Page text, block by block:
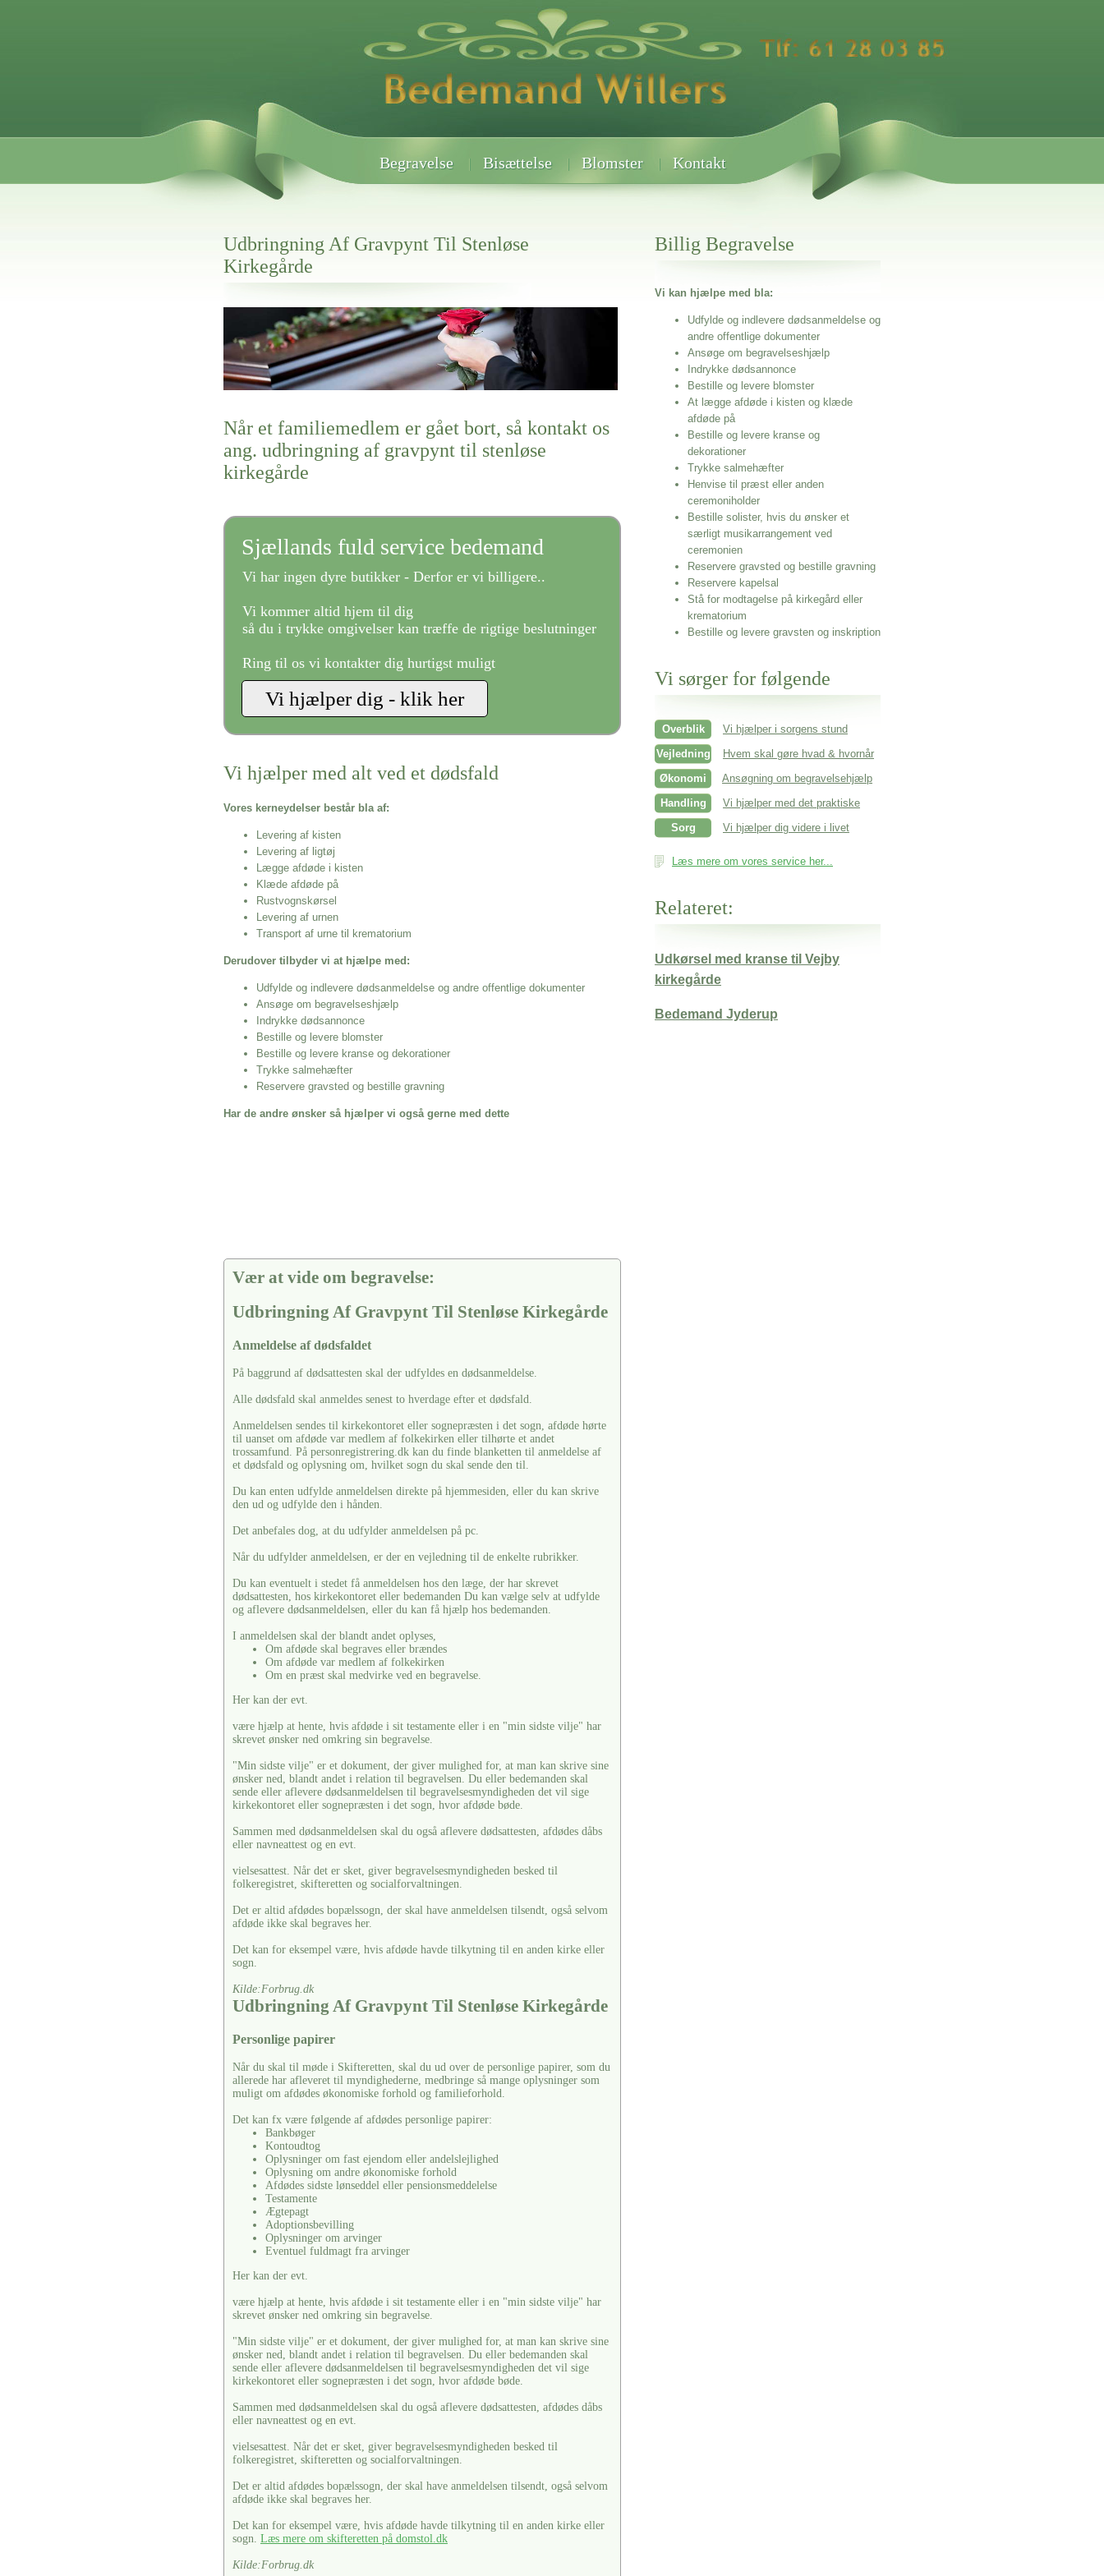
Begravelse Bisættelse Blomster Kontakt
Udbringning Af Gravpynt Til Stenløse
Kirkegårde
Her hos os får du altid en god afslutning når det gælder
Udbringning Af Gravpynt Til Stenløse Kirkegårde
vi hjælper i alle faser af begravelsel
Når et familiemedlem er gået bort, så kontakt os
ang. udbringning af gravpynt til stenløse
kirkegårde
Sjællands fuld service bedemand
Vi har ingen dyre butikker - Derfor er vi billigere..
Vi kommer altid hjem til dig
så du i trykke omgivelser kan træffe de rigtige beslutninger
Ring til os vi kontakter dig hurtigst muligt
Vi hjælper med alt ved et dødsfald
Vores kerneydelser består bla af:
Levering af kisten
Levering af ligtøj
Lægge afdøde i kisten
Klæde afdøde på
Rustvognskørsel
Levering af urnen
Transport af urne til krematorium
Derudover tilbyder vi at hjælpe med:
Udfylde og indlevere dødsanmeldelse og andre offentlige dokumenter
Ansøge om begravelseshjælp
Indrykke dødsannonce
Bestille og levere blomster
Bestille og levere kranse og dekorationer
Trykke salmehæfter
Reservere gravsted og bestille gravning
Har de andre ønsker så hjælper vi også gerne med dette
Vær at vide om begravelse:
Udbringning Af Gravpynt Til Stenløse Kirkegårde
Anmeldelse af dødsfaldet
På baggrund af dødsattesten skal der udfyldes en dødsanmeldelse.
Alle dødsfald skal anmeldes senest to hverdage efter et dødsfald.
Anmeldelsen sendes til kirkekontoret eller sognepræsten i det sogn, afdøde hørte
til uanset om afdøde var medlem af folkekirken eller tilhørte et andet
trossamfund. På personregistrering.dk kan du finde blanketten til anmeldelse af
et dødsfald og oplysning om, hvilket sogn du skal sende den til.
Du kan enten udfylde anmeldelsen direkte på hjemmesiden, eller du kan skrive
den ud og udfylde den i hånden.
Det anbefales dog, at du udfylder anmeldelsen på pc.
Når du udfylder anmeldelsen, er der en vejledning til de enkelte rubrikker.
Du kan eventuelt i stedet få anmeldelsen hos den læge, der har skrevet
dødsattesten, hos kirkekontoret eller bedemanden Du kan vælge selv at udfylde
og aflevere dødsanmeldelsen, eller du kan få hjælp hos bedemanden.
I anmeldelsen skal der blandt andet oplyses,
Om afdøde skal begraves eller brændes
Om afdøde var medlem af folkekirken
Om en præst skal medvirke ved en begravelse.
Her kan der evt.
være hjælp at hente, hvis afdøde i sit testamente eller i en "min sidste vilje" har
skrevet ønsker ned omkring sin begravelse.
"Min sidste vilje" er et dokument, der giver mulighed for, at man kan skrive sine
ønsker ned, blandt andet i relation til begravelsen. Du eller bedemanden skal
sende eller aflevere dødsanmeldelsen til begravelsesmyndigheden det vil sige
kirkekontoret eller sognepræsten i det sogn, hvor afdøde bøde.
Sammen med dødsanmeldelsen skal du også aflevere dødsattesten, afdødes dåbs
eller navneattest og en evt.
vielsesattest. Når det er sket, giver begravelsesmyndigheden besked til
folkeregistret, skifteretten og socialforvaltningen.
Det er altid afdødes bopælssogn, der skal have anmeldelsen tilsendt, også selvom
afdøde ikke skal begraves her.
Det kan for eksempel være, hvis afdøde havde tilkytning til en anden kirke eller
sogn.
Kilde:Forbrug.dk
Udbringning Af Gravpynt Til Stenløse Kirkegårde
Personlige papirer
Når du skal til møde i Skifteretten, skal du ud over de personlige papirer, som du
allerede har afleveret til myndighederne, medbringe så mange oplysninger som
muligt om afdødes økonomiske forhold og familieforhold.
Det kan fx være følgende af afdødes personlige papirer:
Bankbøger
Kontoudtog
Oplysninger om fast ejendom eller andelslejlighed
Oplysning om andre økonomiske forhold
Afdødes sidste lønseddel eller pensionsmeddelelse
Testamente
Ægtepagt
Adoptionsbevilling
Oplysninger om arvinger
Eventuel fuldmagt fra arvinger
Her kan der evt.
være hjælp at hente, hvis afdøde i sit testamente eller i en "min sidste vilje" har
skrevet ønsker ned omkring sin begravelse.
"Min sidste vilje" er et dokument, der giver mulighed for, at man kan skrive sine
ønsker ned, blandt andet i relation til begravelsen. Du eller bedemanden skal
sende eller aflevere dødsanmeldelsen til begravelsesmyndigheden det vil sige
kirkekontoret eller sognepræsten i det sogn, hvor afdøde bøde.
Sammen med dødsanmeldelsen skal du også aflevere dødsattesten, afdødes dåbs
eller navneattest og en evt.
vielsesattest. Når det er sket, giver begravelsesmyndigheden besked til
folkeregistret, skifteretten og socialforvaltningen.
Det er altid afdødes bopælssogn, der skal have anmeldelsen tilsendt, også selvom
afdøde ikke skal begraves her.
Det kan for eksempel være, hvis afdøde havde tilkytning til en anden kirke eller
sogn. Læs mere om skifteretten på domstol.dk
Kilde:Forbrug.dk
Billig Begravelse
Vi kan hjælpe med bla:
Udfylde og indlevere dødsanmeldelse og
andre offentlige dokumenter
Ansøge om begravelseshjælp
Indrykke dødsannonce
Bestille og levere blomster
At lægge afdøde i kisten og klæde
afdøde på
Bestille og levere kranse og
dekorationer
Trykke salmehæfter
Henvise til præst eller anden
ceremoniholder
Bestille solister, hvis du ønsker et
særligt musikarrangement ved
ceremonien
Reservere gravsted og bestille gravning
Reservere kapelsal
Stå for modtagelse på kirkegård eller
krematorium
Bestille og levere gravsten og inskription
Vi sørger for følgende
Overblik
Vi hjælper i sorgens stund
Vejledning
Hvem skal gøre hvad & hvornår
Økonomi
Ansøgning om begravelsehjælp
Handling
Vi hjælper med det praktiske
Sorg
Vi hjælper dig videre i livet
Læs mere om vores service her...
Relateret:
Udkørsel med kranse til Vejby
kirkegårde
Bedemand Jyderup